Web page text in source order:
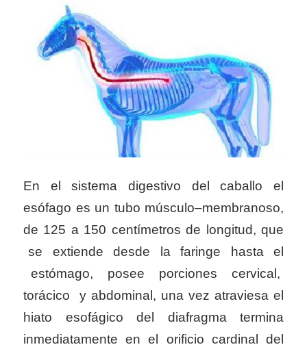
En el sistema digestivo del caballo el
esófago es un tubo músculo–membranoso,
de 125 a 150 centímetros de longitud, que
se extiende desde la faringe hasta el
estómago, posee porciones cervical,
torácico y abdominal, una vez atraviesa el
hiato esofágico del diafragma termina
inmediatamente en el orificio cardinal del